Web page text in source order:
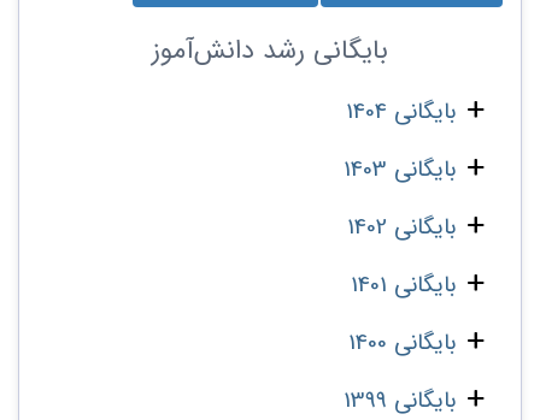
بایگانی رشد دانش‌آموز
بایگانی 1404
بایگانی 1403
بایگانی 1402
بایگانی 1401
بایگانی 1400
بایگانی 1399